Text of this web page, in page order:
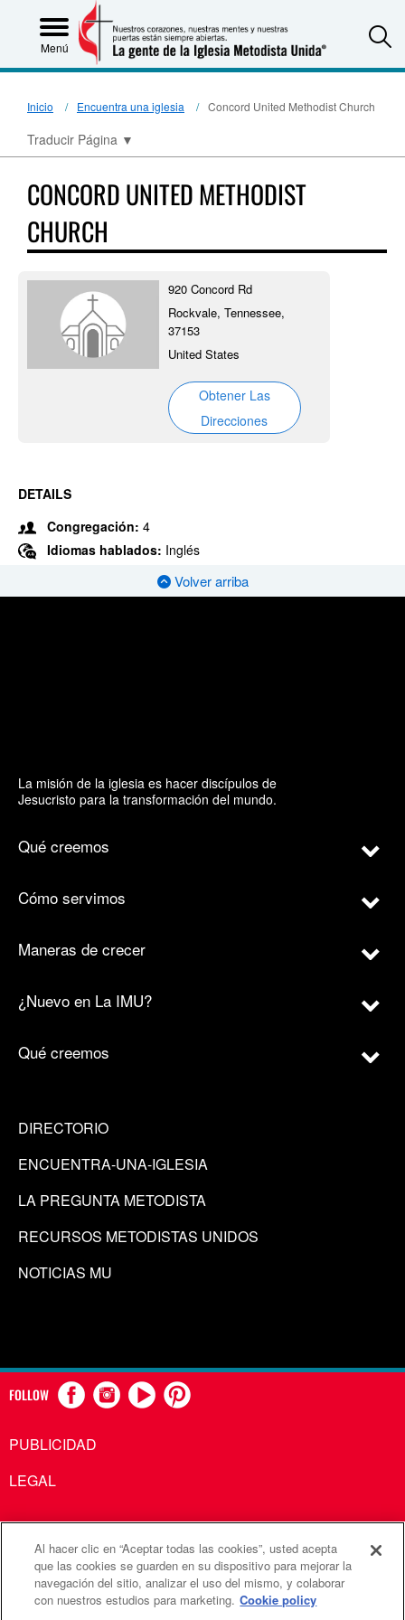
Menú
Inicio Encuentra una iglesia Concord United Methodist Church
Traducir Página ▼
CONCORD UNITED METHODIST
CHURCH
920 Concord Rd
Rockvale, Tennessee,
37153
United States
Obtener Las
Direcciones
DETAILS
Congregación: 4
Idiomas hablados: Inglés
Volver arriba
La misión de la iglesia es hacer discípulos de
Jesucristo para la transformación del mundo.
Qué creemos
Cómo servimos
Maneras de crecer
¿Nuevo en La IMU?
Qué creemos
DIRECTORIO
ENCUENTRA-UNA-IGLESIA
LA PREGUNTA METODISTA
RECURSOS METODISTAS UNIDOS
NOTICIAS MU
FOLLOW
PUBLICIDAD
LEGAL
Comunicaciones Metodistas Unidas es una agencia de la
Iglesia Metodista Unida
©2026Comunicaciones Metodistas Unidas. Reservados
Al hacer clic en “Aceptar todas las cookies”, usted acepta
que las cookies se guarden en su dispositivo para mejorar la
navegación del sitio, analizar el uso del mismo, y colaborar
con nuestros estudios para marketing. Cookie policy